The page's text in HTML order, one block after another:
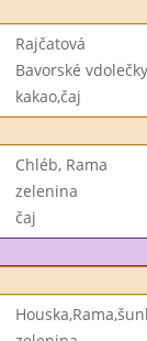
Rajčatová
Bavorské vdolečky
kakao,čaj
Chléb, Rama
zelenina
čaj